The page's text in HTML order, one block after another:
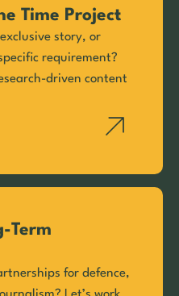
Time Project
story, or
requirement?
driven content
Term
for defence,